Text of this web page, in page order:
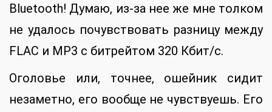
Bluetooth! Думаю, из-за нее же мне толком
не удалось почувствовать разницу между
FLAC и MP3 с битрейтом 320 Кбит/с.
Оголовье или, точнее, ошейник сидит
незаметно, его вообще не чувствуешь. Его